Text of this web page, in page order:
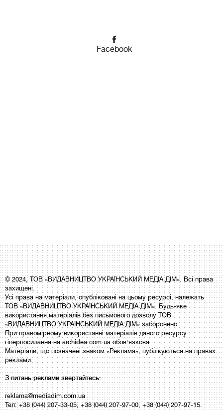
Facebook
© 2024, ТОВ «ВИДАВНИЦТВО УКРАЇНСЬКИЙ МЕДІА ДІМ». Всі права
захищені.
Усі права на матеріали, опубліковані на цьому ресурсі, належать
ТОВ «ВИДАВНИЦТВО УКРАЇНСЬКИЙ МЕДІА ДІМ». Будь-яке
використання матеріалів без письмового дозволу ТОВ
«ВИДАВНИЦТВО УКРАЇНСЬКИЙ МЕДІА ДІМ» заборонено.
При правомірному використанні матеріалів даного ресурсу
гіперпосилання на archidea.com.ua обов'язкова.
Матеріали, що позначені знаком «Реклама», публікуються на правах
реклами.
З питань реклами звертайтесь:
reklama@mediadim.com.ua
Тел: +38 (044) 207-33-05, +38 (044) 207-97-00, +38 (044) 207-97-15.